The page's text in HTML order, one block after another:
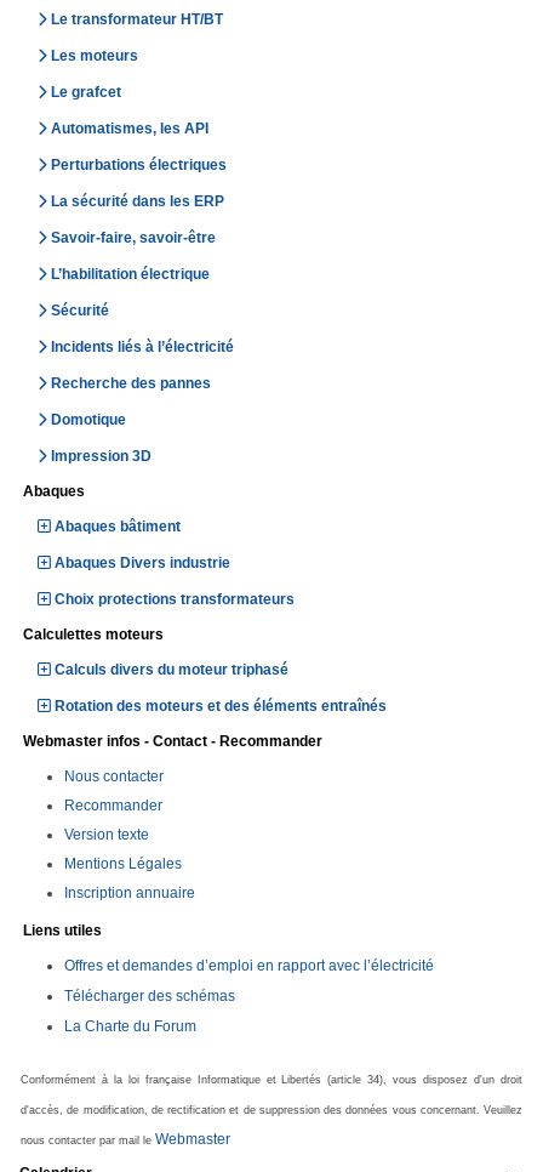
Le transformateur HT/BT
Les moteurs
Le grafcet
Automatismes, les API
Perturbations électriques
La sécurité dans les ERP
Savoir-faire, savoir-être
L’habilitation électrique
Sécurité
Incidents liés à l’électricité
Recherche des pannes
Domotique
Impression 3D
Abaques
Abaques bâtiment
Abaques Divers industrie
Choix protections transformateurs
Calculettes moteurs
Calculs divers du moteur triphasé
Rotation des moteurs et des éléments entraînés
Webmaster infos - Contact - Recommander
Nous contacter
Recommander
Version texte
Mentions Légales
Inscription annuaire
Liens utiles
Offres et demandes d’emploi en rapport avec l’électricité
Télécharger des schémas
La Charte du Forum
Conformément à la loi française Informatique et Libertés (article 34), vous disposez d'un droit
d'accès, de modification, de rectification et de suppression des données vous concernant. Veuillez
nous contacter par mail le Webmaster